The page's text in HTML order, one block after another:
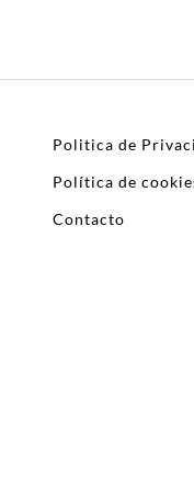
Politica de
Política de
Contacto